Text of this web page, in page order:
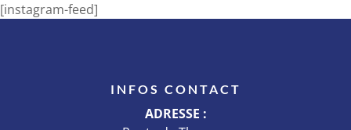
[instagram-feed]
INFOS CONTACT
ADRESSE :